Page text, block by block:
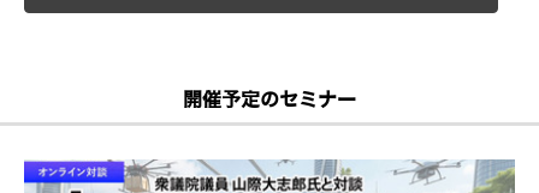
開催予定のセミナー